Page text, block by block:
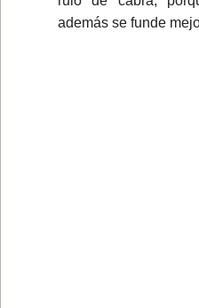
además se funde